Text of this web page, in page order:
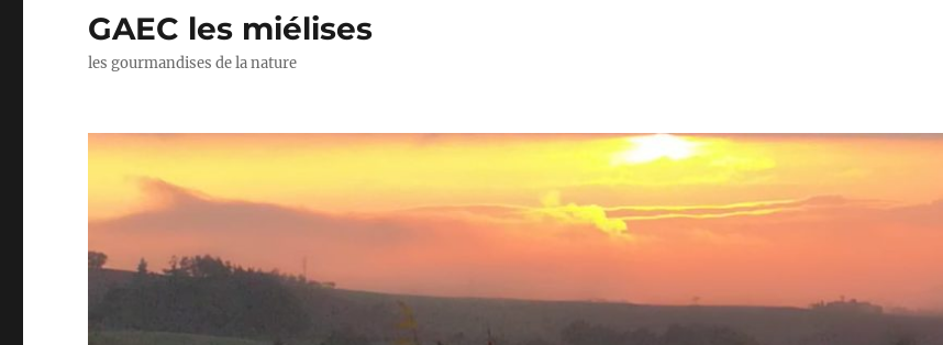
GAEC les miélises
les gourmandises de la nature